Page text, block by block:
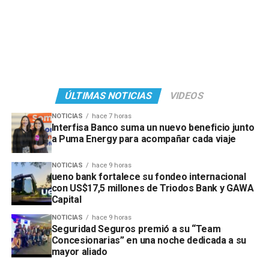
ÚLTIMAS NOTICIAS VIDEOS
NOTICIAS hace 7 horas
Interfisa Banco suma un nuevo beneficio junto
a Puma Energy para acompañar cada viaje
NOTICIAS hace 9 horas
ueno bank fortalece su fondeo internacional
con US$17,5 millones de Triodos Bank y GAWA
Capital
NOTICIAS hace 9 horas
Seguridad Seguros premió a su “Team
Concesionarias” en una noche dedicada a su
mayor aliado